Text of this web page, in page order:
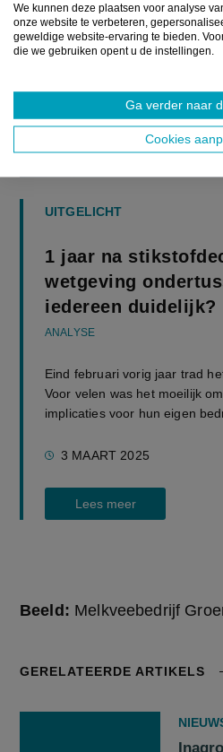
We kunnen deze plaatsen voor analyse
onze website te verbeteren,
geweldige website-ervaring te bieden.
die we gebruiken opent u de instellingen.
Ga verder naar
Cookies
UITGELICHT
1 jaar na
wetgeving
iedereen duidelijk?
ANALYSE
Eind februari vorig jaar trad
Voor velen was het moeilijk
implicaties voor hun eigen
3 MAART 2025
Lees meer
Beeld: Melkveebedrijf
GERELATEERDE ARTIKELS